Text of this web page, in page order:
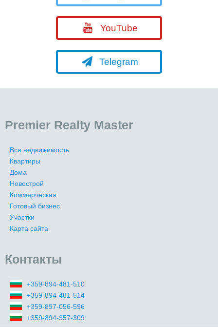
YouTube
Telegram
Premier Realty Master
Вся недвижимость
Квартиры
Дома
Новострой
Коммерческая
Готовый бизнес
Участки
Карта сайта
Контакты
+359-894-481-510
+359-894-481-514
+359-897-056-596
+359-894-357-309